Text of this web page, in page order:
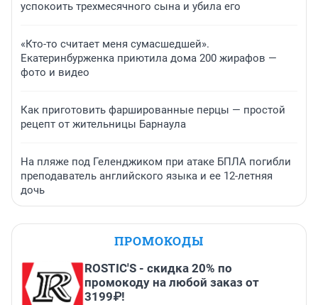
успокоить трехмесячного сына и убила его
«Кто-то считает меня сумасшедшей».
Екатеринбурженка приютила дома 200 жирафов —
фото и видео
Как приготовить фаршированные перцы — простой
рецепт от жительницы Барнаула
На пляже под Геленджиком при атаке БПЛА погибли
преподаватель английского языка и ее 12-летняя
дочь
ПРОМОКОДЫ
ROSTIC'S - скидка 20% по
промокоду на любой заказ от
3199₽!